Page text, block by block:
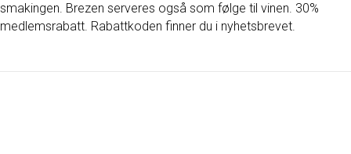
smakingen. Brezen serveres også som følge til vinen. 30%
medlemsrabatt. Rabattkoden finner du i nyhetsbrevet.